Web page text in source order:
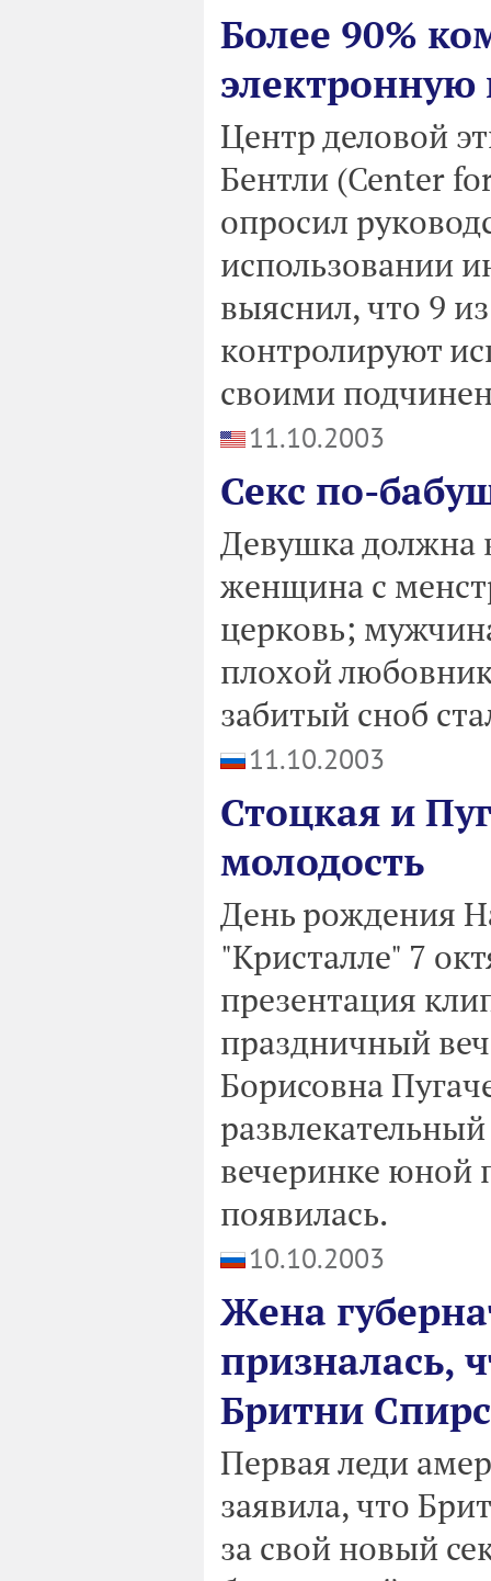
Более 90%
электронную
Центр деловой
Бентли (Center
опросил
использовании
выяснил, что 9
контролируют
своими
11.10.2003
Секс по-
Девушка должна
женщина с
церковь;
плохой
забитый сноб
11.10.2003
Стоцкая и
молодость
День рождения
"Кристалле" 7
презентация
праздничный
Борисовна
вечеринке юной
появилась.
10.10.2003
Жена
призналась,
Бритни Спирс
Первая леди
заявила, что
за свой новый